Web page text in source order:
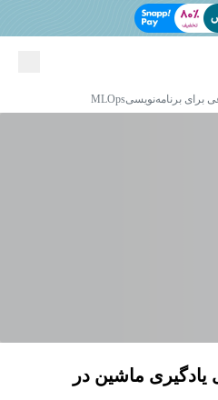
برنامه‌نویسیMLOps
ماشین در